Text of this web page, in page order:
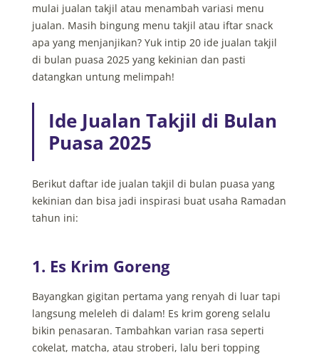
mulai jualan takjil atau menambah variasi menu
jualan. Masih bingung menu takjil atau iftar snack
apa yang menjanjikan? Yuk intip 20 ide jualan takjil
di bulan puasa 2025 yang kekinian dan pasti
datangkan untung melimpah!
Ide Jualan Takjil di Bulan
Puasa 2025
Berikut daftar ide jualan takjil di bulan puasa yang
kekinian dan bisa jadi inspirasi buat usaha Ramadan
tahun ini:
1. Es Krim Goreng
Bayangkan gigitan pertama yang renyah di luar tapi
langsung meleleh di dalam! Es krim goreng selalu
bikin penasaran. Tambahkan varian rasa seperti
cokelat, matcha, atau stroberi, lalu beri topping